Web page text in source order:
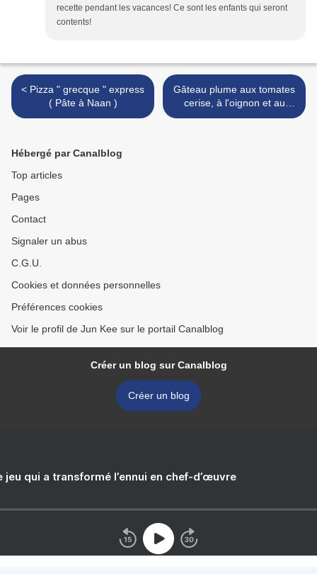
recette pendant les vacances! Ce sont les enfants qui seront
contents!
< Pizza " grecque " express
( Pâte à Naan )
Gâteau plume aux tomates
cerise, à l'oignon et au
basilic >
Hébergé par Canalblog
Top articles
Pages
Contact
Signaler un abus
C.G.U.
Cookies et données personnelles
Préférences cookies
Voir le profil de Jun Kee sur le portail Canalblog
Créer un blog sur Canalblog
Créer un blog
jeu qui a transformé l’ennui en chef-d’œuvre